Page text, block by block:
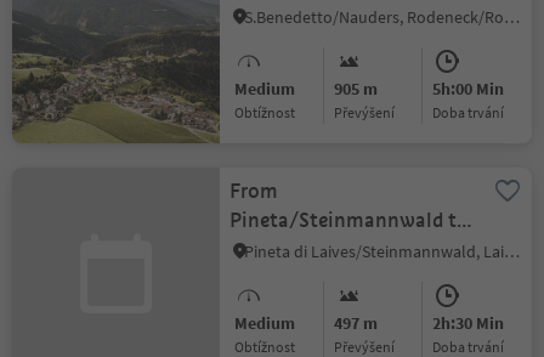
S.Benedetto/Nauders, Rodeneck/Rodengo, Brixen/Bressanone and environs
Medium
Obtížnost
905 m
Převýšení
5h:00 Min
doba trvání
From
Pineta/Steinmannwald to
the Rechtebner inn
Pineta di Laives/Steinmannwald, Laives/Leifers, Bolzano/Bozen and environs
Medium
Obtížnost
497 m
Převýšení
2h:30 Min
doba trvání